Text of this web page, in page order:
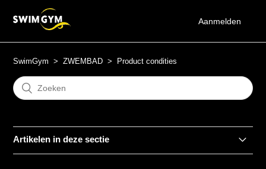
Aanmelden
SwimGym ZWEMBAD Product condities
Artikelen in deze sectie